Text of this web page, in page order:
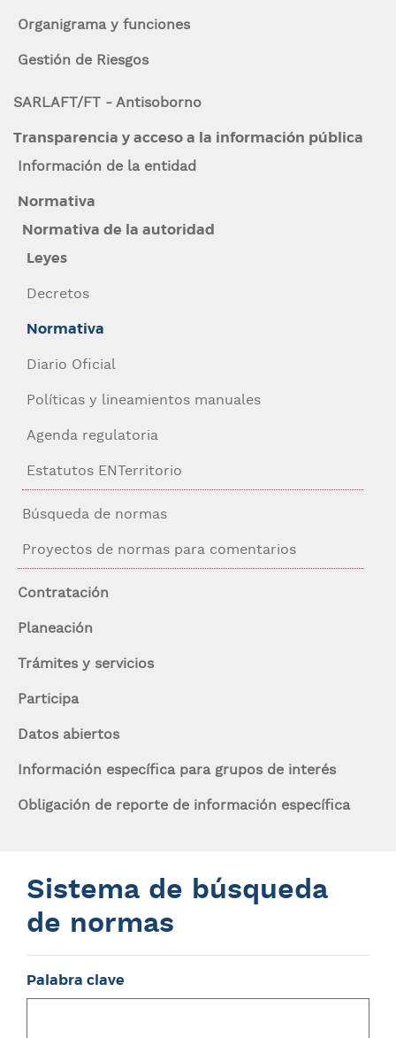
a
la
navegación
Navegación
contexto
Organigrama y funciones
Gestión de Riesgos
SARLAFT/FT - Antisoborno
Transparencia y acceso a la información pública
Información de la entidad
Normativa
Normativa de la autoridad
Leyes
Decretos
Normativa
Diario Oficial
Políticas y lineamientos manuales
Agenda regulatoria
Estatutos ENTerritorio
Búsqueda de normas
Proyectos de normas para comentarios
Contratación
Planeación
Trámites y servicios
Participa
Datos abiertos
Información específica para grupos de interés
Obligación de reporte de información específica
Sistema de búsqueda
de normas
Palabra clave